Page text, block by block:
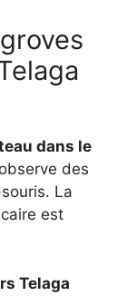
dans le
des
La
est
Telaga